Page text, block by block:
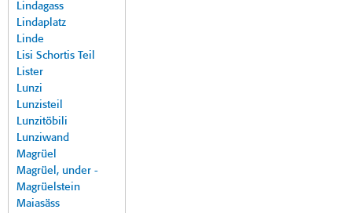
Lindagass
Lindaplatz
Linde
Lisi Schortis Teil
Lister
Lunzi
Lunzisteil
Lunzitöbili
Lunziwand
Magrüel
Magrüel, under -
Magrüelstein
Maiasäss